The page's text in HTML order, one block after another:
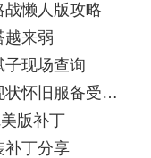
懒人版攻略
越来弱
子现场查询
状怀旧服备受…
版补丁
补丁分享